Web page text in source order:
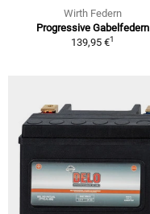
Wirth Federn
Progressive Gabelfedern
139,95 €1